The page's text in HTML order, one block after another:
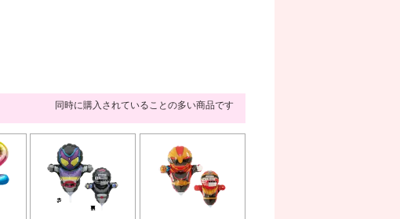
同時に購入されていることの多い商品です